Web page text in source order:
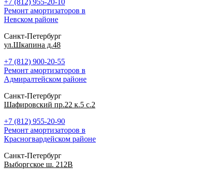
+7 (812) 955-20-10
Ремонт амортизаторов в
Невском районе
Санкт-Петербург
ул.Шкапина д.48
+7 (812) 900-20-55
Ремонт амортизаторов в
Адмиралтейском районе
Санкт-Петербург
Шафировский пр.22 к.5 с.2
+7 (812) 955-20-90
Ремонт амортизаторов в
Красногвардейском районе
Санкт-Петербург
Выборгское ш. 212В